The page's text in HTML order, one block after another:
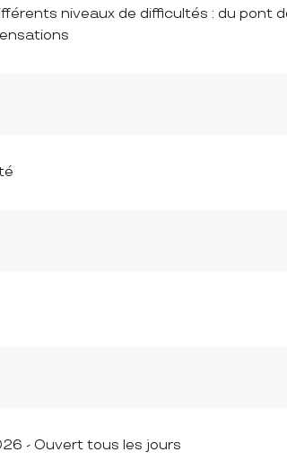
niveaux de difficultés : du pont
- Ouvert tous les jours